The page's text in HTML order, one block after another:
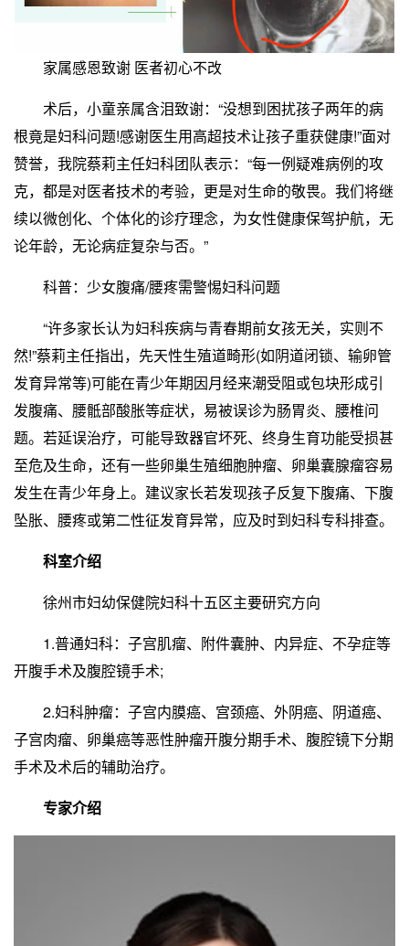
家属感恩致谢 医者初心不改
术后，小童亲属含泪致谢：“没想到困扰孩子两年的病
根竟是妇科问题!感谢医生用高超技术让孩子重获健康!”面对
赞誉，我院蔡莉主任妇科团队表示：“每一例疑难病例的攻
克，都是对医者技术的考验，更是对生命的敬畏。我们将继
续以微创化、个体化的诊疗理念，为女性健康保驾护航，无
论年龄，无论病症复杂与否。”
科普：少女腹痛/腰疼需警惕妇科问题
“许多家长认为妇科疾病与青春期前女孩无关，实则不
然!”蔡莉主任指出，先天性生殖道畸形(如阴道闭锁、输卵管
发育异常等)可能在青少年期因月经来潮受阻或包块形成引
发腹痛、腰骶部酸胀等症状，易被误诊为肠胃炎、腰椎问
题。若延误治疗，可能导致器官坏死、终身生育功能受损甚
至危及生命，还有一些卵巢生殖细胞肿瘤、卵巢囊腺瘤容易
发生在青少年身上。建议家长若发现孩子反复下腹痛、下腹
坠胀、腰疼或第二性征发育异常，应及时到妇科专科排查。
科室介绍
徐州市妇幼保健院妇科十五区主要研究方向
1.普通妇科：子宫肌瘤、附件囊肿、内异症、不孕症等
开腹手术及腹腔镜手术;
2.妇科肿瘤：子宫内膜癌、宫颈癌、外阴癌、阴道癌、
子宫肉瘤、卵巢癌等恶性肿瘤开腹分期手术、腹腔镜下分期
手术及术后的辅助治疗。
专家介绍